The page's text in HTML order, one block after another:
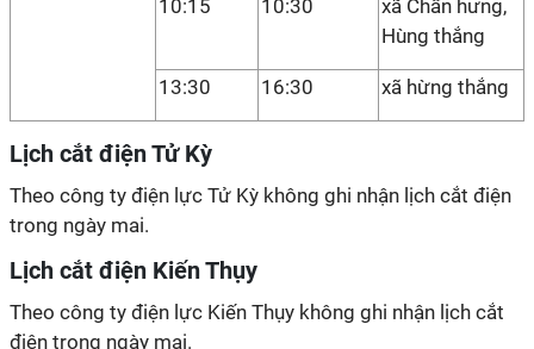
10:15 10:30
xã Chấn hưng,
Hùng thắng
13:30 16:30 xã hừng thắng
Lịch cắt điện Tử Kỳ
Theo công ty điện lực Tử Kỳ không ghi nhận lịch cắt điện
trong ngày mai.
Lịch cắt điện Kiến Thụy
Theo công ty điện lực Kiến Thụy không ghi nhận lịch cắt
điện trong ngày mai.